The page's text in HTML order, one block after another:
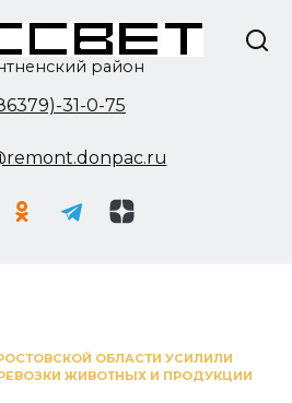
район
31-0-75
ОБЛАСТИ УСИЛИЛИ
ЖИВОТНЫХ И ПРОДУКЦИИ